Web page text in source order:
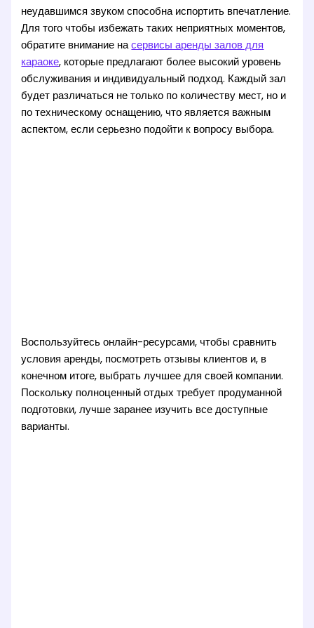
неудавшимся звуком способна испортить впечатление.
Для того чтобы избежать таких неприятных моментов,
обратите внимание насервисы аренды залов для
караоке, которые предлагают более высокий уровень
обслуживания и индивидуальный подход. Каждый зал
будет различаться не только по количеству мест, но и
по техническому оснащению, что является важным
аспектом, если серьезно подойти к вопросу выбора.
Воспользуйтесь онлайн-ресурсами, чтобы сравнить
условия аренды, посмотреть отзывы клиентов и, в
конечном итоге, выбрать лучшее для своей компании.
Поскольку полноценный отдых требует продуманной
подготовки, лучше заранее изучить все доступные
варианты.